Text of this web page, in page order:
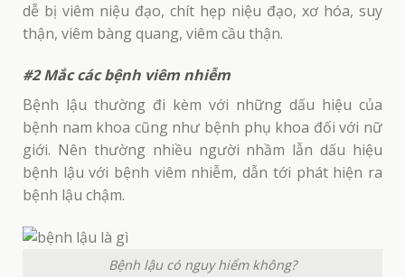
dễ bị viêm niệu đạo, chít hẹp niệu đạo, xơ hóa, suy
thận, viêm bàng quang, viêm cầu thận.
#2 Mắc các bệnh viêm nhiễm
Bệnh lậu thường đi kèm với những dấu hiệu của
bệnh nam khoa cũng như bệnh phụ khoa đối với nữ
giới. Nên thường nhiều người nhầm lẫn dấu hiệu
bệnh lậu với bệnh viêm nhiễm, dẫn tới phát hiện ra
bệnh lậu chậm.
Bệnh lậu có nguy hiểm không?